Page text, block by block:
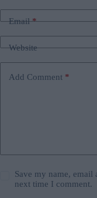
Email*
Website
Add Comment *
Save my name,
next time I comment.